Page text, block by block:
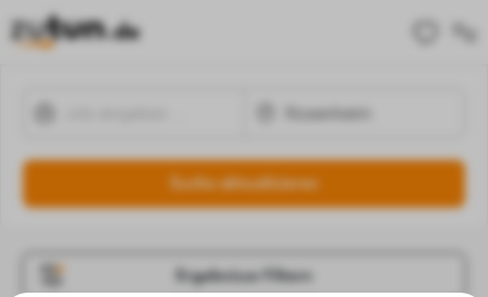
Suche aktualisieren
Ergebnisse Filtern